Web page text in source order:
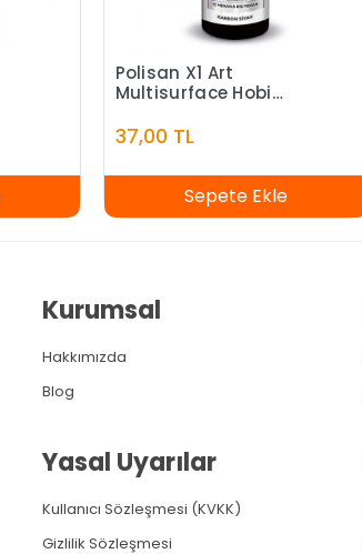
Polisan X1 Art
Multisurface Hobi
120 ml
37,00 TL
Sepete Ekle
Kurumsal
Hakkımızda
Blog
Yasal Uyarılar
Kullanıcı Sözleşmesi (KVKK)
Gizlilik Sözleşmesi